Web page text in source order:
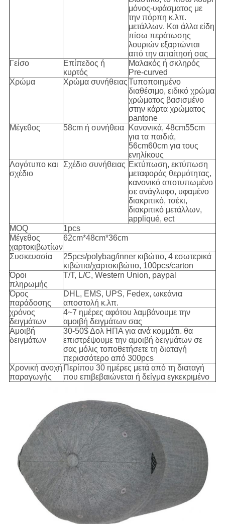
μόνος-υφάσματος με
την πόρπη κ.λπ.
μετάλλων. Και άλλα είδη
πίσω περάτωσης
λουριών εξαρτώνται
από την απαίτησή σας
Γείσο
Επίπεδος ή
κυρτός
Μαλακός ή σκληρός
Pre-curved
Χρώμα
Χρώμα συνήθειαςΤυποποιημένο
διαθέσιμο, ειδικό χρώμα
χρώματος βασισμένο
στην κάρτα χρώματος
pantone
Μέγεθος
58cm ή συνήθεια
Κανονικά, 48cm55cm
για τα παιδιά,
56cm60cm για τους
ενηλίκους
Λογότυπο και
σχέδιο
Σχέδιο συνήθειας Εκτύπωση, εκτύπωση
μεταφοράς θερμότητας,
κανονικό αποτυπωμένο
σε ανάγλυφο, υφαμένο
διακριτικό, τσέκι,
διακριτικό μετάλλων,
appliqué, ect
MOQ
1pcs
Μέγεθος
χαρτοκιβωτίων
62cm*48cm*36cm
Συσκευασία
25pcs/polybag/inner κιβώτιο, 4 εσωτερικά
κιβώτια/χαρτοκιβώτιο, 100pcs/carton
Όροι
πληρωμής
T/T, L/C, Western Union, paypal
Όρος
παράδοσης
DHL, EMS, UPS, Fedex, ωκεάνια
αποστολή κ.λπ.
χρόνος
δειγμάτων
4~7 ημέρες αφότου λαμβάνουμε την
αμοιβή δειγμάτων σας
Αμοιβή
δειγμάτων
30-50$ Δολ ΗΠΑ για ανά κομμάτι. θα
επιστρέψουμε την αμοιβή δειγμάτων σε
σας μόλις τοποθετήσετε τη διαταγή
περισσότερο από 300pcs
Χρονική ανοχή
παραγωγής
Περίπου 30 ημέρες μετά από τη διαταγή
που επιβεβαιώνεται ή δείγμα εγκεκριμένο